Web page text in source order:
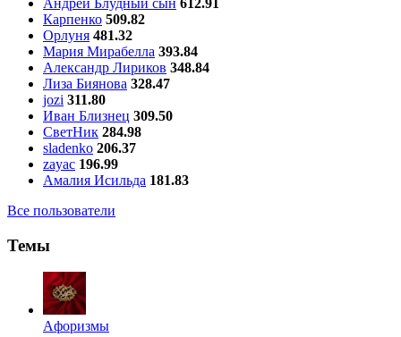
Андрей Блудный сын 612.91
Карпенко 509.82
Орлуня 481.32
Мария Мирабелла 393.84
Александр Лириков 348.84
Лиза Биянова 328.47
jozi 311.80
Иван Близнец 309.50
СветНик 284.98
sladenko 206.37
zayac 196.99
Амалия Исильда 181.83
Все пользователи
Темы
Aфоризмы